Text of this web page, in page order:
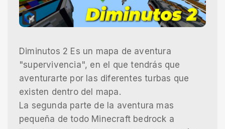
Diminutos 2 Es un mapa de aventura
"supervivencia", en el que tendrás que
aventurarte por las diferentes turbas que
existen dentro del mapa.
La segunda parte de la aventura mas
pequeña de todo Minecraft bedrock a